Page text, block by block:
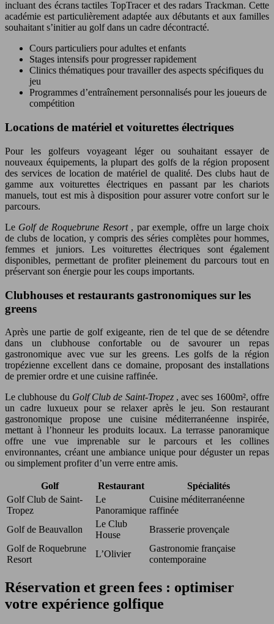
incluant des écrans tactiles TopTracer et des radars Trackman. Cette
académie est particulièrement adaptée aux débutants et aux familles
souhaitant s’initier au golf dans un cadre décontracté.
Cours particuliers pour adultes et enfants
Stages intensifs pour progresser rapidement
Clinics thématiques pour travailler des aspects spécifiques du
jeu
Programmes d’entraînement personnalisés pour les joueurs de
compétition
Locations de matériel et voiturettes électriques
Pour les golfeurs voyageant léger ou souhaitant essayer de
nouveaux équipements, la plupart des golfs de la région proposent
des services de location de matériel de qualité. Des clubs haut de
gamme aux voiturettes électriques en passant par les chariots
manuels, tout est mis à disposition pour assurer votre confort sur le
parcours.
Le Golf de Roquebrune Resort , par exemple, offre un large choix
de clubs de location, y compris des séries complètes pour hommes,
femmes et juniors. Les voiturettes électriques sont également
disponibles, permettant de profiter pleinement du parcours tout en
préservant son énergie pour les coups importants.
Clubhouses et restaurants gastronomiques sur les
greens
Après une partie de golf exigeante, rien de tel que de se détendre
dans un clubhouse confortable ou de savourer un repas
gastronomique avec vue sur les greens. Les golfs de la région
tropézienne excellent dans ce domaine, proposant des installations
de premier ordre et une cuisine raffinée.
Le clubhouse du Golf Club de Saint-Tropez , avec ses 1600m², offre
un cadre luxueux pour se relaxer après le jeu. Son restaurant
gastronomique propose une cuisine méditerranéenne inspirée,
mettant à l’honneur les produits locaux. La terrasse panoramique
offre une vue imprenable sur le parcours et les collines
environnantes, créant une ambiance unique pour déguster un repas
ou simplement profiter d’un verre entre amis.
Golf Restaurant
Spécialités
Golf Club de Saint-
Tropez
Le
Panoramique
Cuisine méditerranéenne
raffinée
Golf de Beauvallon
Le Club
House
Brasserie provençale
Golf de Roquebrune
Resort
L’Olivier
Gastronomie française
contemporaine
Réservation et green fees : optimiser
votre expérience golfique